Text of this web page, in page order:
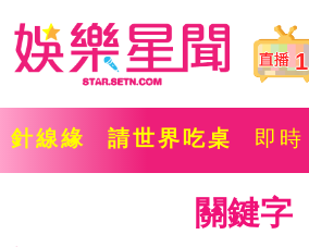
1
針線緣 請世界吃桌 即時
關鍵字